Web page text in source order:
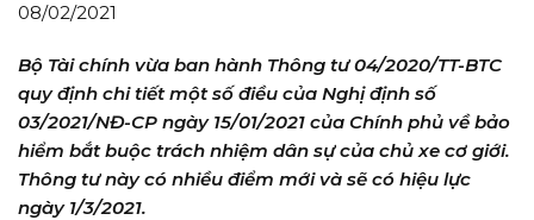
08/02/2021
Bộ Tài chính vừa ban hành Thông tư 04/2020/TT-BTC
quy định chi tiết một số điều của Nghị định số
03/2021/NĐ-CP ngày 15/01/2021 của Chính phủ về bảo
hiểm bắt buộc trách nhiệm dân sự của chủ xe cơ giới.
Thông tư này có nhiều điểm mới và sẽ có hiệu lực
ngày 1/3/2021.